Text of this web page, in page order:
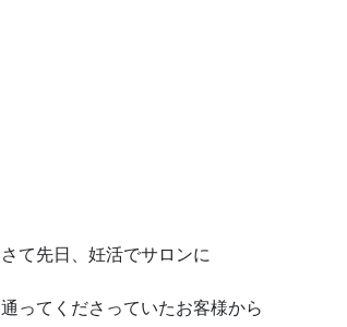
さて先日、妊活でサロンに
通ってくださっていたお客様から